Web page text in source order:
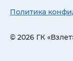
© 2026 ГК
Политика